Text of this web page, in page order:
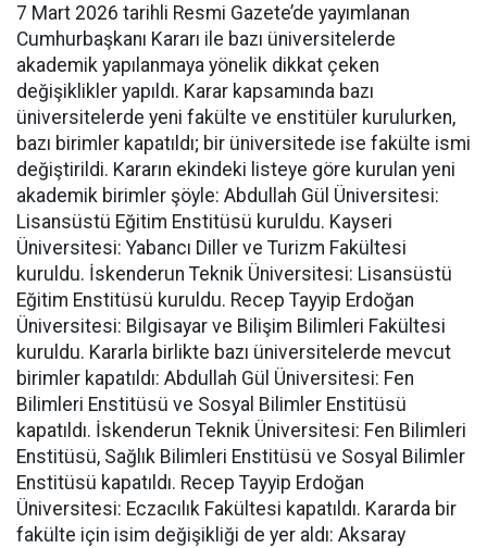
7 Mart 2026 tarihli Resmi Gazete’de yayımlanan
Cumhurbaşkanı Kararı ile bazı üniversitelerde
akademik yapılanmaya yönelik dikkat çeken
değişiklikler yapıldı. Karar kapsamında bazı
üniversitelerde yeni fakülte ve enstitüler kurulurken,
bazı birimler kapatıldı; bir üniversitede ise fakülte ismi
değiştirildi. Kararın ekindeki listeye göre kurulan yeni
akademik birimler şöyle: Abdullah Gül Üniversitesi:
Lisansüstü Eğitim Enstitüsü kuruldu. Kayseri
Üniversitesi: Yabancı Diller ve Turizm Fakültesi
kuruldu. İskenderun Teknik Üniversitesi: Lisansüstü
Eğitim Enstitüsü kuruldu. Recep Tayyip Erdoğan
Üniversitesi: Bilgisayar ve Bilişim Bilimleri Fakültesi
kuruldu. Kararla birlikte bazı üniversitelerde mevcut
birimler kapatıldı: Abdullah Gül Üniversitesi: Fen
Bilimleri Enstitüsü ve Sosyal Bilimler Enstitüsü
kapatıldı. İskenderun Teknik Üniversitesi: Fen Bilimleri
Enstitüsü, Sağlık Bilimleri Enstitüsü ve Sosyal Bilimler
Enstitüsü kapatıldı. Recep Tayyip Erdoğan
Üniversitesi: Eczacılık Fakültesi kapatıldı. Kararda bir
fakülte için isim değişikliği de yer aldı: Aksaray